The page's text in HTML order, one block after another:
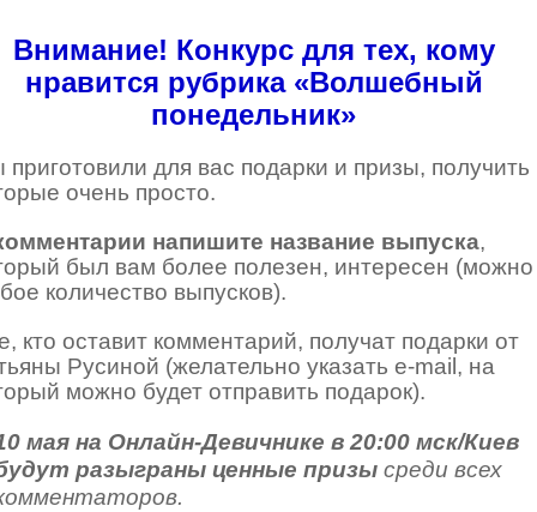
Внимание! Конкурс для тех, кому
нравится рубрика «Волшебный
понедельник»
для вас подарки и призы, получить
очень просто.
напишите название выпуска,
был вам более полезен, интересен (можно
количество выпусков).
кто оставит комментарий, получат подарки от
Русиной (желательно указать e-mail, на
можно будет отправить подарок).
мая на Онлайн-Девичнике в 20:00 мск/Киев
разыграны ценные призы среди всех